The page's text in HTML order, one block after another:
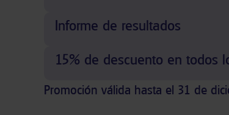
Informe de resultados
15% de descuento en todos
Promoción válida hasta el 31 de